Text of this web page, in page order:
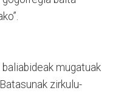
mugatuak
zirkulu-